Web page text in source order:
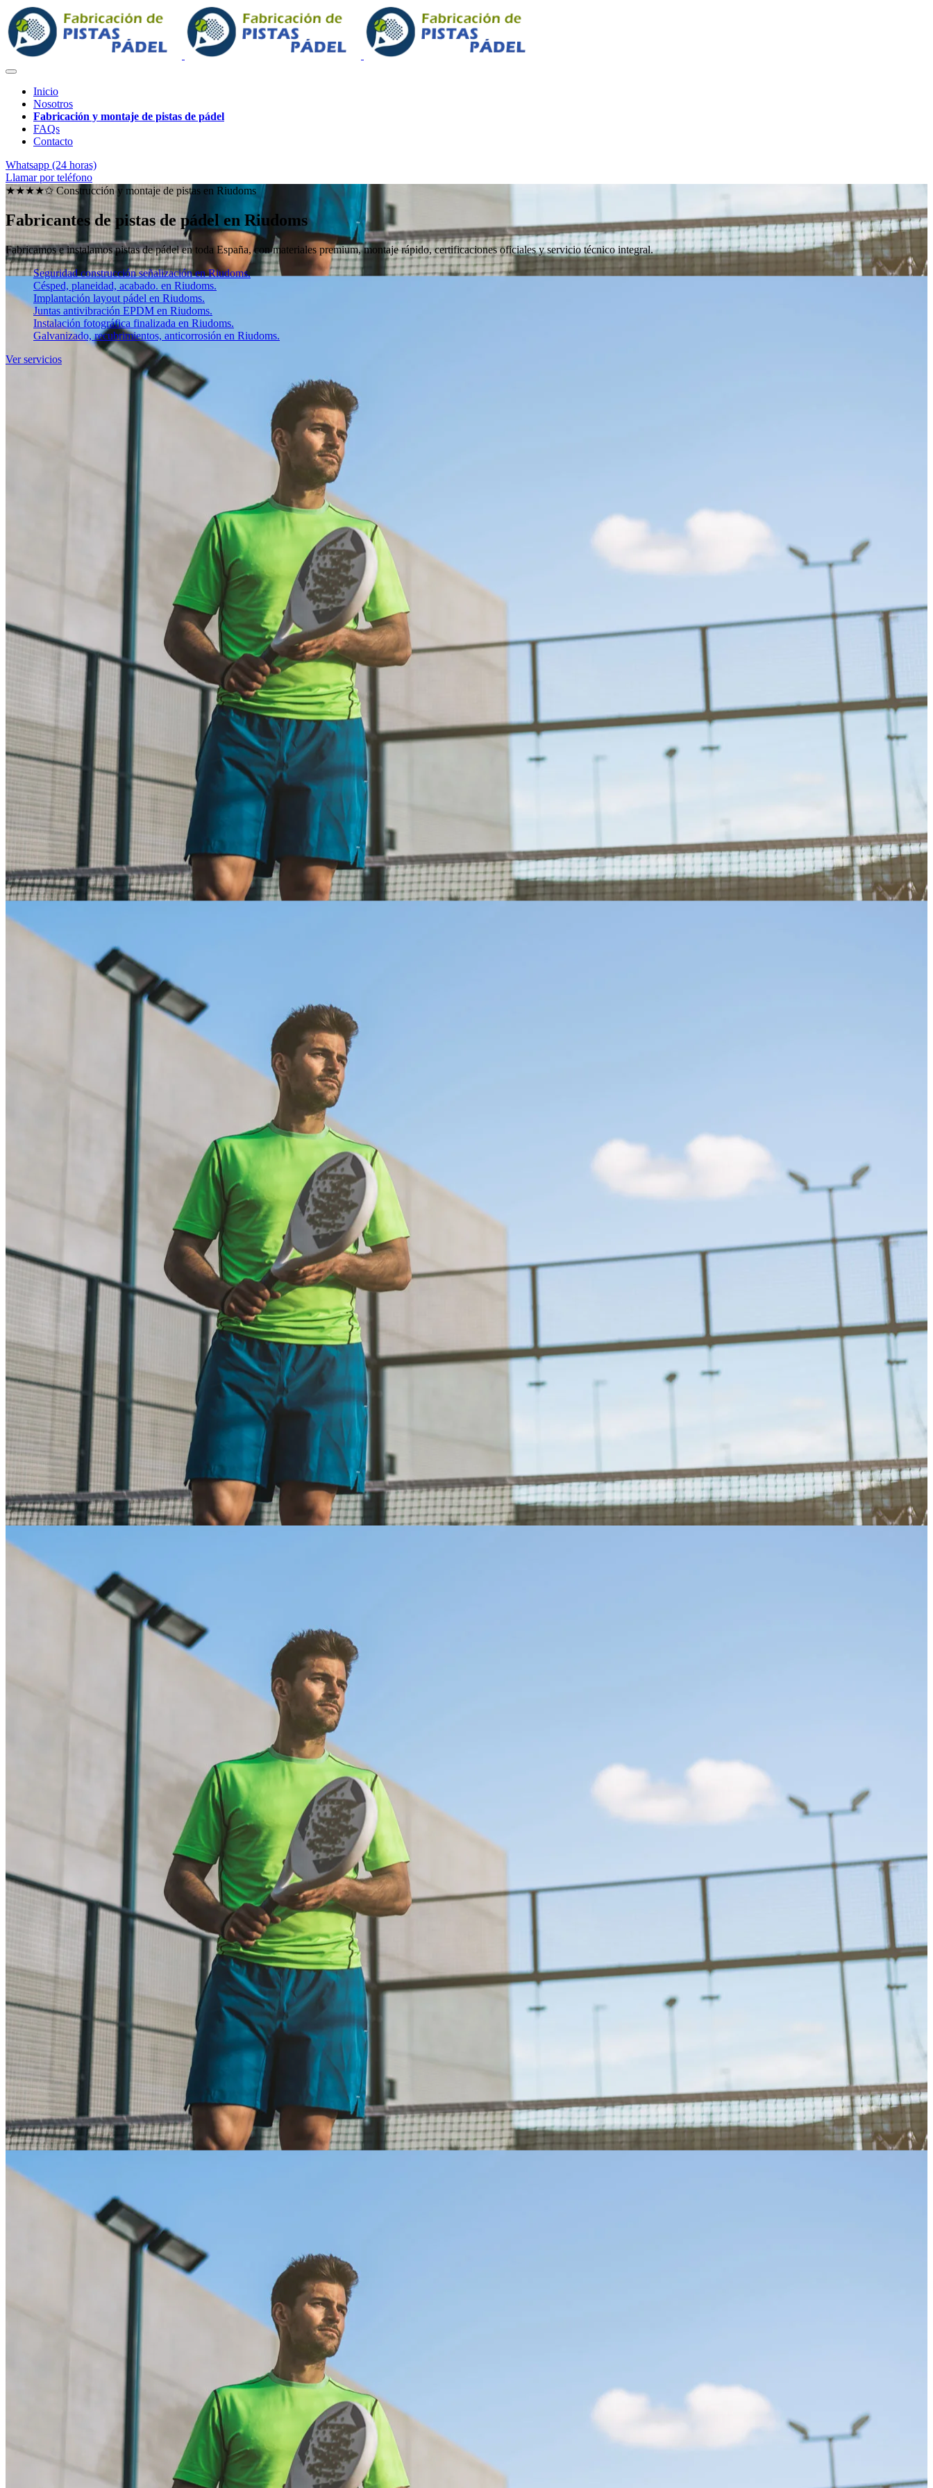
Inicio
Nosotros
Fabricación y montaje de pistas de pádel
FAQs
Contacto
Whatsapp (24 horas)
Llamar por teléfono
★★★★✩ Construcción y montaje de pistas en Riudoms
Fabricantes de pistas de pádel en Riudoms
Fabricamos e instalamos pistas de pádel en toda España, con materiales premium, montaje rápido, certificaciones oficiales y servicio técnico integral.
Seguridad construcción señalización en Riudoms.
Césped, planeidad, acabado. en Riudoms.
Implantación layout pádel en Riudoms.
Juntas antivibración EPDM en Riudoms.
Instalación fotográfica finalizada en Riudoms.
Galvanizado, recubrimientos, anticorrosión en Riudoms.
Ver servicios